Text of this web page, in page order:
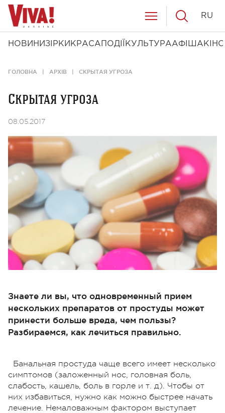
НОВИНИ ЗІРКИ КРАСА ПОДІЇ КУЛЬТУРААФІША КІНО
RU
ГОЛОВНА АРХІВ СКРЫТАЯ УГРОЗА
Скрытая угроза
08.05.2017
Знаете ли вы, что одновременный прием
нескольких препаратов от простуды может
принести больше вреда, чем пользы?
Разбираемся, как лечиться правильно.
Банальная простуда чаще всего имеет несколько
симптомов (заложенный нос, головная боль,
слабость, кашель, боль в горле и т. д). Чтобы от
них избавиться, нужно как можно быстрее начать
лечение. Немаловажным фактором выступает